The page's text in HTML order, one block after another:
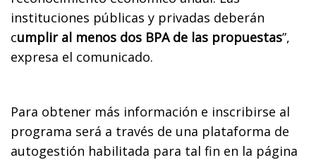
instituciones públicas y privadas deberán
cumplir al menos dos BPA de las propuestas”,
expresa el comunicado.
Para obtener más información e inscribirse al
programa será a través de una plataforma de
autogestión habilitada para tal fin en la página